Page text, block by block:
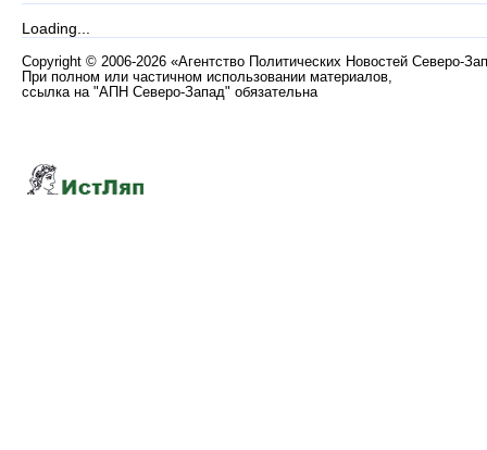
Loading...
Copyright © 2006-2026 «Агентство Политических Новостей Северо-
При полном или частичном использовании материалов,
ссылка на "АПН Северо-Запад" обязательна